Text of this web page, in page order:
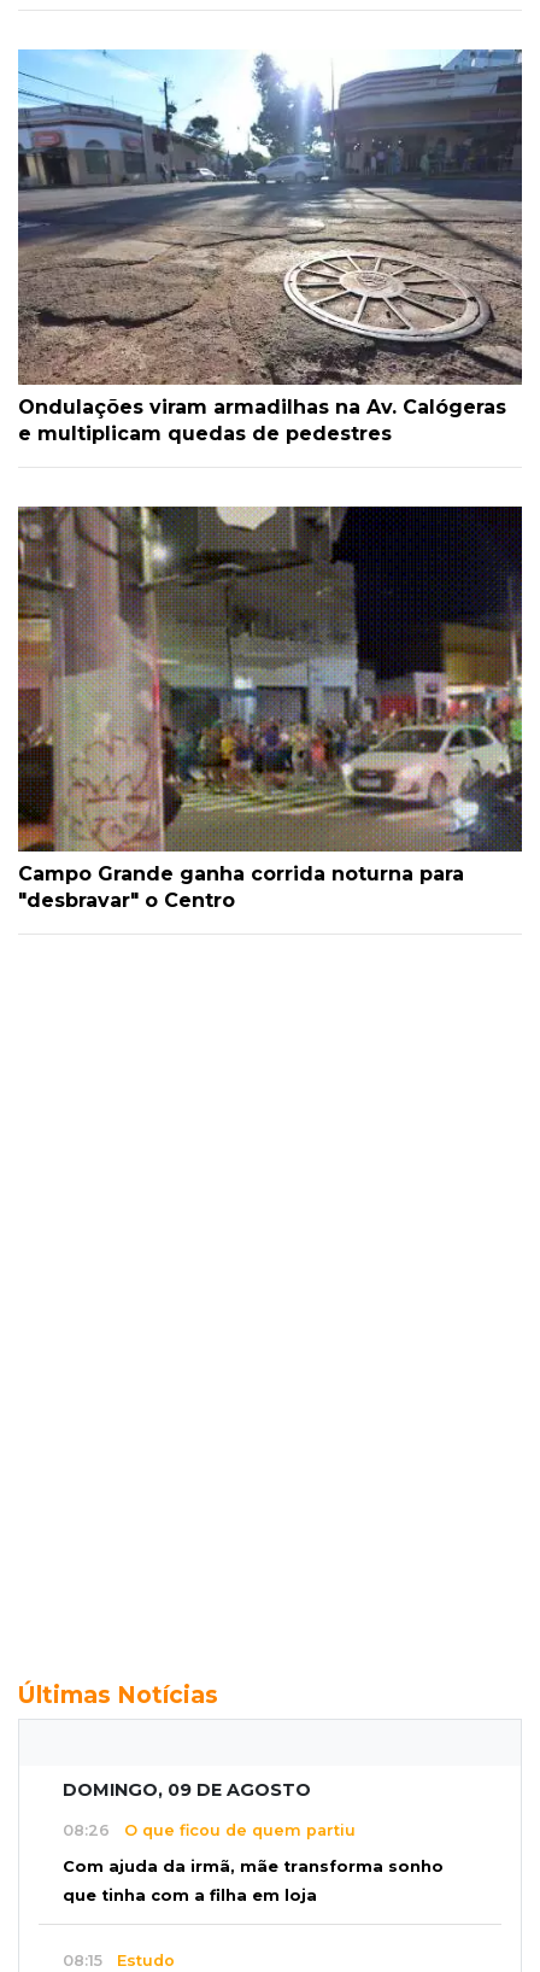
Ondulações viram armadilhas na Av. Calógeras
e multiplicam quedas de pedestres
Campo Grande ganha corrida noturna para
"desbravar" o Centro
Últimas Notícias
DOMINGO, 09 DE AGOSTO
08:26 O que ficou de quem partiu
Com ajuda da irmã, mãe transforma sonho
que tinha com a filha em loja
08:15 Estudo